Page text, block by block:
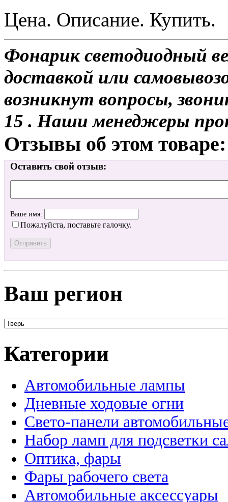
Цена. Описание. Купить.
Фонарик светодиодный
доставкой или
возникнут вопросы,
15 . Наши менеджеры
Отзывы об этом товаре:
Оставить свой отзыв:
Ваше имя:
Пожалуйста, поставьте галочку.
Ваш регион
Категории
Автомобильные лампы
Дневные ходовые огни
Свето-панели
Набор ламп для подсветки
Оптика, фары
Фары рабочего света
Автомобильные аксессуары